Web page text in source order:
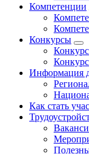
Компетенции
Конкурсы
Информация
Как стать